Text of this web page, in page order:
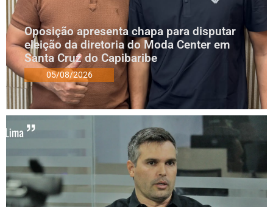
Oposição apresenta chapa para disputar
eleição da diretoria do Moda Center em
Santa Cruz do Capibaribe
05/08/2026